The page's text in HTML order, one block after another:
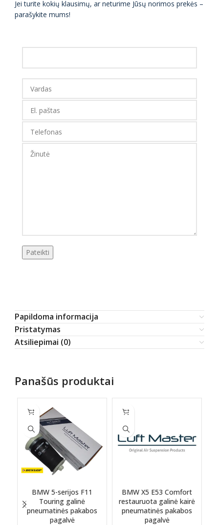
Jei turite kokių klausimų, ar neturime Jūsų norimos prekės –
parašykite mums!
Papildoma informacija
Pristatymas
Atsiliepimai (0)
Panašūs produktai
BMW 5-serijos F11
Touring galinė
pneumatinės pakabos
pagalvė
BMW X5 E53 Comfort
restauruota galinė kairė
pneumatinės pakabos
pagalvė